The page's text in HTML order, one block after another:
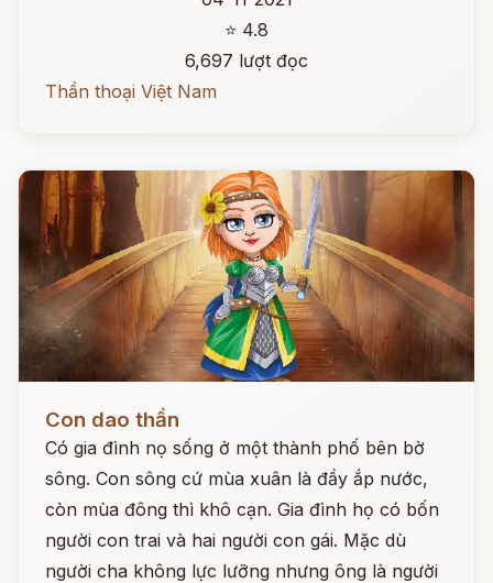
⭐ 4.8
6,697 lượt đọc
Thần thoại Việt Nam
Con dao thần
Có gia đình nọ sống ở một thành phố bên bờ
sông. Con sông cứ mùa xuân là đầy ắp nước,
còn mùa đông thì khô cạn. Gia đình họ có bốn
người con trai và hai người con gái. Mặc dù
người cha không lực lưỡng nhưng ông là người